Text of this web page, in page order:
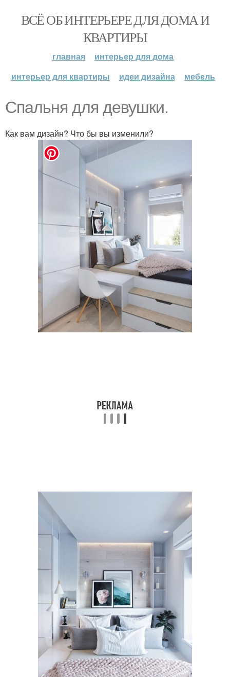
ВСЁ ОБ ИНТЕРЬЕРЕ ДЛЯ ДОМА И
КВАРТИРЫ
главная
интерьер для дома
интерьер для квартиры
идеи дизайна мебель
Спальня для девушки.
Как вам дизайн? Что бы вы изменили?